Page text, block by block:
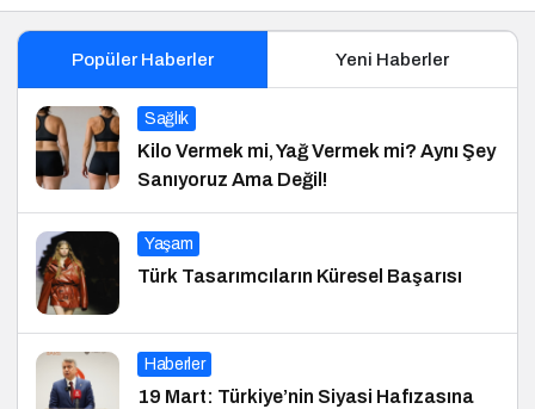
Popüler Haberler Yeni Haberler
Sağlık
Kilo Vermek mi, Yağ Vermek mi? Aynı Şey
Sanıyoruz Ama Değil!
Yaşam
Türk Tasarımcıların Küresel Başarısı
Haberler
19 Mart: Türkiye’nin Siyasi Hafızasına